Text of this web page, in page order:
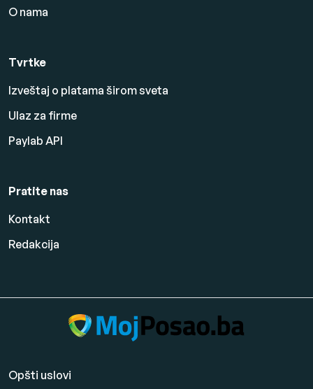
O nama
Tvrtke
Izveštaj o platama širom sveta
Ulaz za firme
Paylab API
Pratite nas
Kontakt
Redakcija
Opšti uslovi